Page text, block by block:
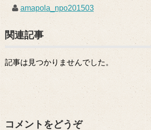
amapola_npo201503
関連記事
記事は見つかりませんでした。
コメントをどうぞ